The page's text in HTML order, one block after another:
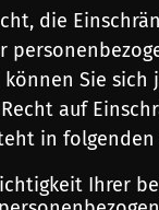
die
Sie sich
auf
in folgenden
Ihrer